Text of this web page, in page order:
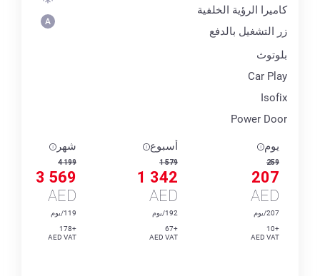
كاميرا الرؤية الخلفية
زر التشغيل بالدفع
بلوتوث
Car Play
Isofix
Power Door
يوم
259
207
AED
207/يوم
+10
AED VAT
أسبوع
1 579
1 342
AED
192/يوم
+67
AED VAT
شهر
4 199
3 569
AED
119/يوم
+178
AED VAT